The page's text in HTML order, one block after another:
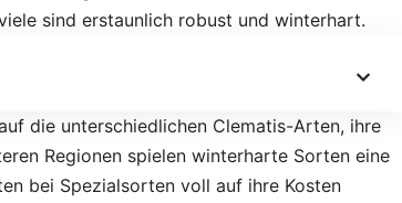
sind erstaunlich robust und winterhart.
die unterschiedlichen Clematis-Arten, ihre
Regionen spielen winterharte Sorten eine
bei Spezialsorten voll auf ihre Kosten